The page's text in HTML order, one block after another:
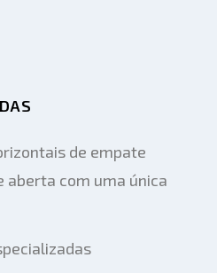
de empate
aberta com uma única